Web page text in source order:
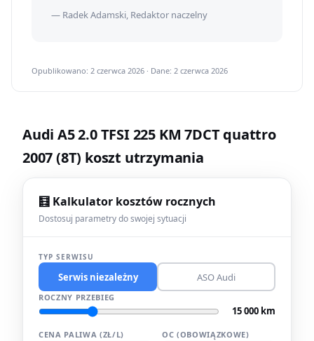
— Radek Adamski, Redaktor naczelny
Opublikowano: 2 czerwca 2026 · Dane: 2 czerwca 2026
Audi A5 2.0 TFSI 225 KM 7DCT quattro
2007 (8T) koszt utrzymania
🧮 Kalkulator kosztów rocznych
Dostosuj parametry do swojej sytuacji
TYP SERWISU
Serwis niezależny ASO Audi
ROCZNY PRZEBIEG
15 000 km
CENA PALIWA (ZŁ/L) OC (OBOWIĄZKOWE)